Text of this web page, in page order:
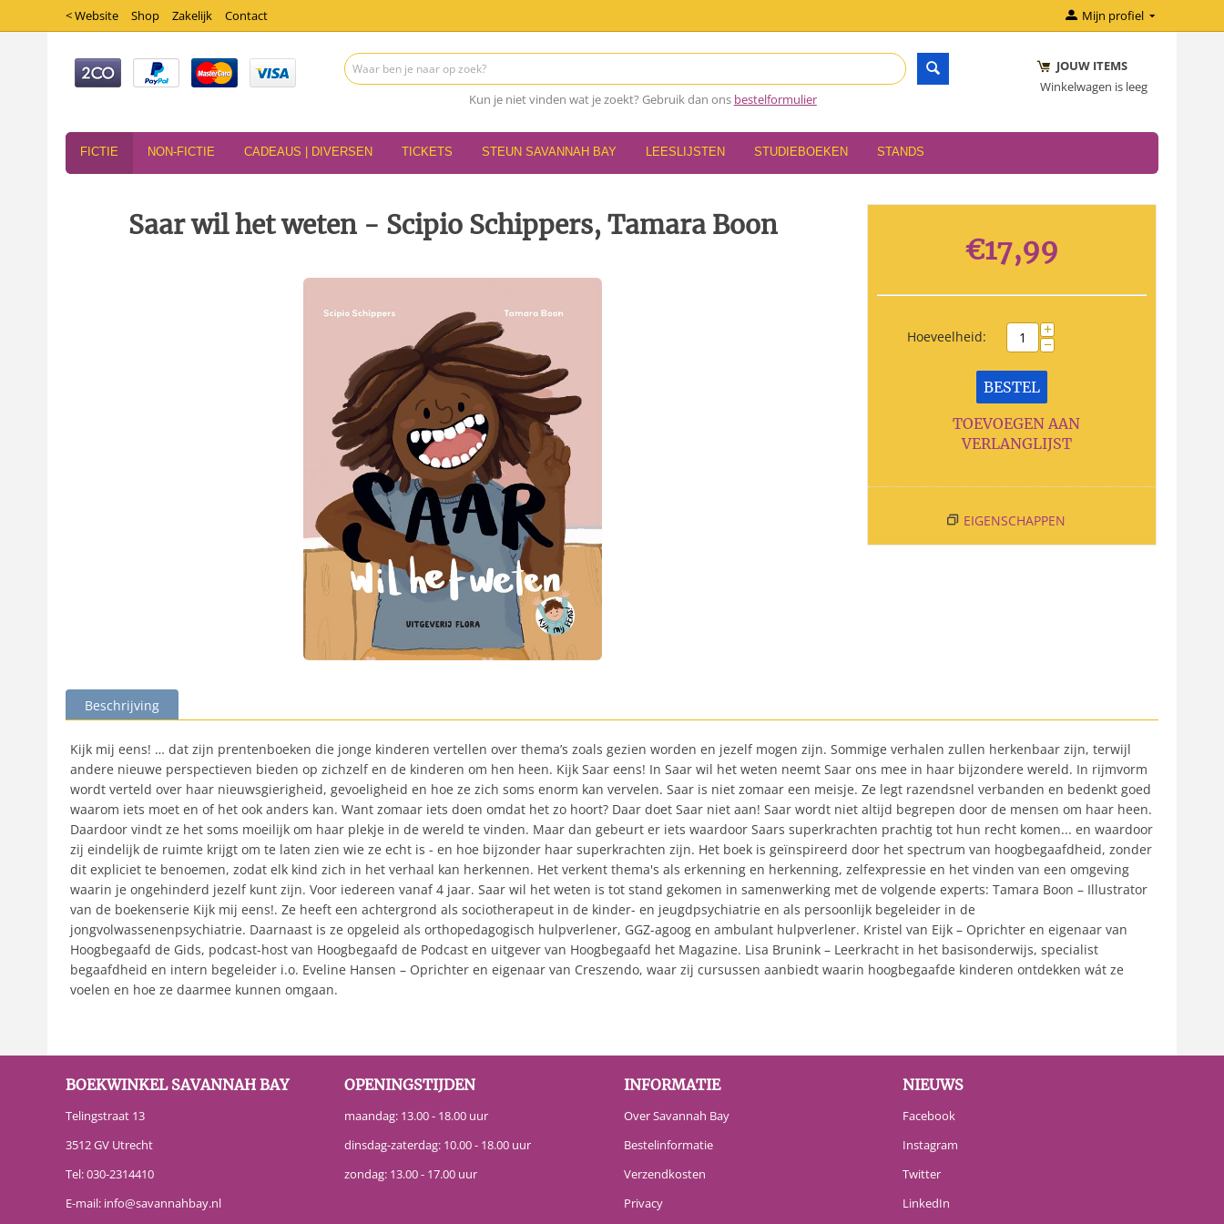
< Website Shop Zakelijk Contact Mijn profiel
Kun je niet vinden wat je zoekt? Gebruik dan ons bestelformulier
JOUW ITEMS
Winkelwagen is leeg
FICTIE NON-FICTIE CADEAUS | DIVERSEN TICKETS STEUN SAVANNAH BAY LEESLIJSTEN STUDIEBOEKEN STANDS
Saar wil het weten - Scipio Schippers, Tamara Boon
€17,99
Hoeveelheid: +
−
BESTEL
TOEVOEGEN AAN
VERLANGLIJST
EIGENSCHAPPEN
Beschrijving
Kijk mij eens! … dat zijn prentenboeken die jonge kinderen vertellen over thema’s zoals gezien worden en jezelf mogen zijn. Sommige verhalen zullen herkenbaar zijn, terwijl
andere nieuwe perspectieven bieden op zichzelf en de kinderen om hen heen. Kijk Saar eens! In Saar wil het weten neemt Saar ons mee in haar bijzondere wereld. In rijmvorm
wordt verteld over haar nieuwsgierigheid, gevoeligheid en hoe ze zich soms enorm kan vervelen. Saar is niet zomaar een meisje. Ze legt razendsnel verbanden en bedenkt goed
waarom iets moet en of het ook anders kan. Want zomaar iets doen omdat het zo hoort? Daar doet Saar niet aan! Saar wordt niet altijd begrepen door de mensen om haar heen.
Daardoor vindt ze het soms moeilijk om haar plekje in de wereld te vinden. Maar dan gebeurt er iets waardoor Saars superkrachten prachtig tot hun recht komen... en waardoor
zij eindelijk de ruimte krijgt om te laten zien wie ze echt is - en hoe bijzonder haar superkrachten zijn. Het boek is geïnspireerd door het spectrum van hoogbegaafdheid, zonder
dit expliciet te benoemen, zodat elk kind zich in het verhaal kan herkennen. Het verkent thema's als erkenning en herkenning, zelfexpressie en het vinden van een omgeving
waarin je ongehinderd jezelf kunt zijn. Voor iedereen vanaf 4 jaar. Saar wil het weten is tot stand gekomen in samenwerking met de volgende experts: Tamara Boon – Illustrator
van de boekenserie Kijk mij eens!. Ze heeft een achtergrond als sociotherapeut in de kinder- en jeugdpsychiatrie en als persoonlijk begeleider in de
jongvolwassenenpsychiatrie. Daarnaast is ze opgeleid als orthopedagogisch hulpverlener, GGZ-agoog en ambulant hulpverlener. Kristel van Eijk – Oprichter en eigenaar van
Hoogbegaafd de Gids, podcast-host van Hoogbegaafd de Podcast en uitgever van Hoogbegaafd het Magazine. Lisa Brunink – Leerkracht in het basisonderwijs, specialist
begaafdheid en intern begeleider i.o. Eveline Hansen – Oprichter en eigenaar van Creszendo, waar zij cursussen aanbiedt waarin hoogbegaafde kinderen ontdekken wát ze
voelen en hoe ze daarmee kunnen omgaan.
BOEKWINKEL SAVANNAH BAY
Telingstraat 13
3512 GV Utrecht
Tel:030-2314410
E-mail: info@savannahbay.nl
OPENINGSTIJDEN
maandag: 13.00 - 18.00 uur
dinsdag-zaterdag: 10.00 - 18.00 uur
zondag: 13.00 - 17.00 uur
INFORMATIE
Over Savannah Bay
Bestelinformatie
Verzendkosten
Privacy
NIEUWS
Facebook
Instagram
Twitter
LinkedIn